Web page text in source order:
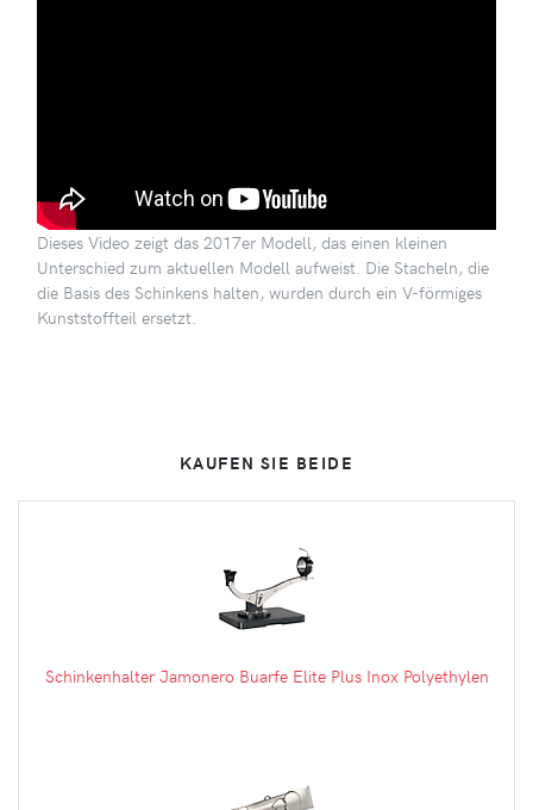
Dieses Video zeigt das 2017er Modell, das einen kleinen
Unterschied zum aktuellen Modell aufweist. Die Stacheln, die
die Basis des Schinkens halten, wurden durch ein V-förmiges
Kunststoffteil ersetzt.
KAUFEN SIE BEIDE
Schinkenhalter Jamonero Buarfe Elite Plus Inox Polyethylen